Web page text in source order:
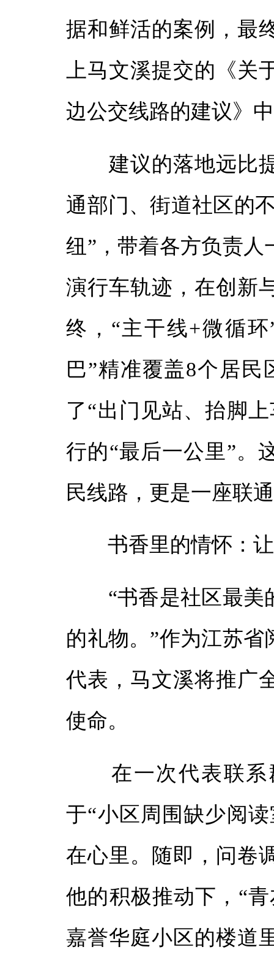
据和鲜活的案例，最
上马文溪提交的《关
边公交线路的建议》
建议的落地远比提
通部门、街道社区的
纽”，带着各方负责
演行车轨迹，在创新
终，“主干线+微循
巴”精准覆盖8个居
了“出门见站、抬脚
行的“最后一公里”。
民线路，更是一座联
书香里的情怀：让
“书香是社区最美
的礼物。”作为江苏
代表，马文溪将推广
使命。
在一次代表联系
于“小区周围缺少阅
在心里。随即，问卷
他的积极推动下，“
嘉誉华庭小区的楼道